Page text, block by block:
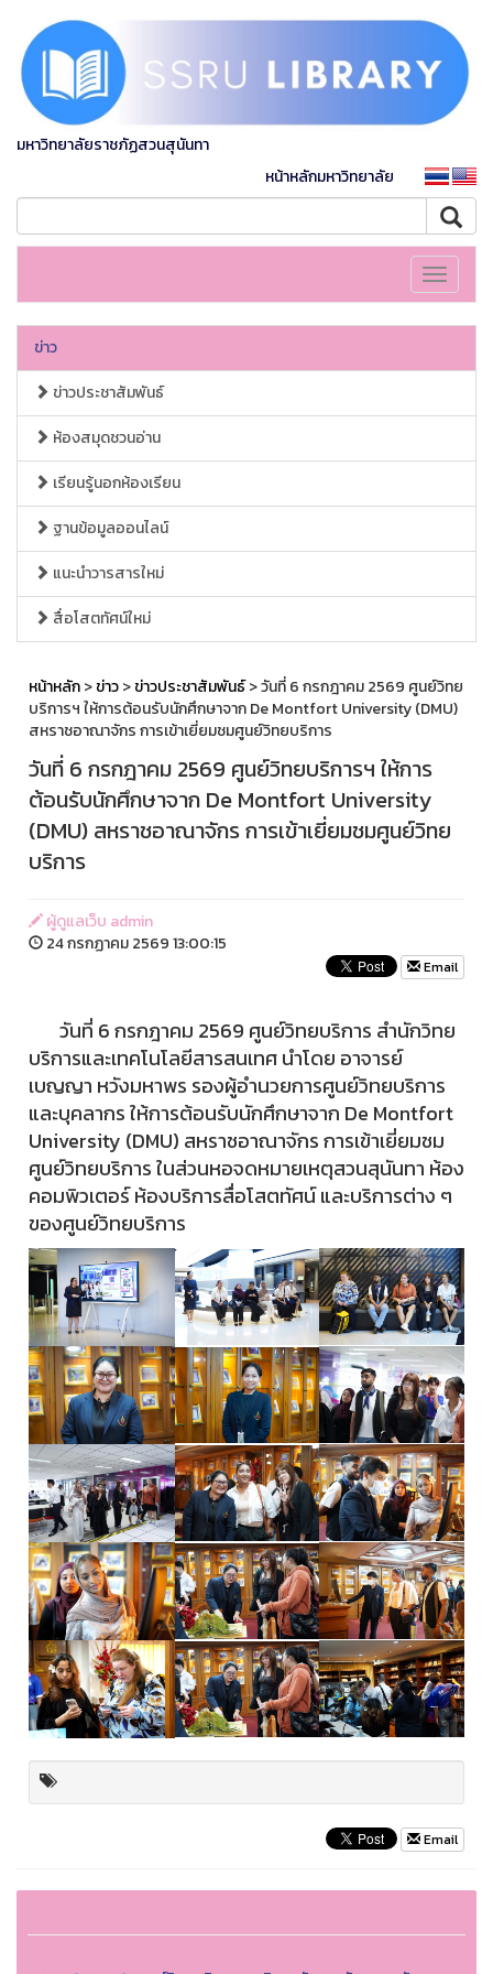
มหาวิทยาลัยราชภัฏสวนสุนันทา
หน้าหลักมหาวิทยาลัย
Toggle
ข่าว
ข่าวประชาสัมพันธ์
ห้องสมุดชวนอ่าน
เรียนรู้นอกห้องเรียน
ฐานข้อมูลออนไลน์
แนะนำวารสารใหม่
สื่อโสตทัศน์ใหม่
หน้าหลัก>ข่าว>ข่าวประชาสัมพันธ์> วันที่ 6 กรกฎาคม 2569 ศูนย์วิทย
บริการฯ ให้การต้อนรับนักศึกษาจาก De Montfort University (DMU)
สหราชอาณาจักร การเข้าเยี่ยมชมศูนย์วิทยบริการ
วันที่ 6 กรกฎาคม 2569 ศูนย์วิทยบริการฯ ให้การ
ต้อนรับนักศึกษาจาก De Montfort University
(DMU) สหราชอาณาจักร การเข้าเยี่ยมชมศูนย์วิทย
บริการ
ผู้ดูแลเว็บ admin
24 กรกฏาคม 2569 13:00:15
Email
วันที่ 6 กรกฎาคม 2569 ศูนย์วิทยบริการ สำนักวิทย
บริการและเทคโนโลยีสารสนเทศ นำโดย อาจารย์
เบญญา หวังมหาพร รองผู้อำนวยการศูนย์วิทยบริการ
และบุคลากร ให้การต้อนรับนักศึกษาจาก De Montfort
University (DMU) สหราชอาณาจักร การเข้าเยี่ยมชม
ศูนย์วิทยบริการ ในส่วนหอจดหมายเหตุสวนสุนันทา ห้อง
คอมพิวเตอร์ ห้องบริการสื่อโสตทัศน์ และบริการต่าง ๆ
ของศูนย์วิทยบริการ
Email